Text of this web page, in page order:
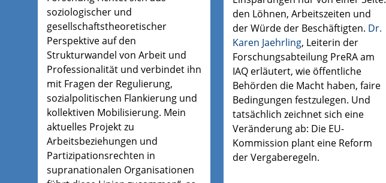
soziologischer und
gesellschaftstheoretischer
Perspektive auf den
Strukturwandel von Arbeit und
Professionalität und verbindet ihn
mit Fragen der Regulierung,
sozialpolitischen Flankierung und
kollektiven Mobilisierung. Mein
aktuelles Projekt zu
Arbeitsbeziehungen und
Partizipationsrechten in
supranationalen Organisationen
den Löhnen, Arbeitszeiten und
der Würde der Beschäftigten. Dr.
Karen Jaehrling, Leiterin der
Forschungsabteilung PreRAam
IAQ erläutert, wie öffentliche
Behörden die Macht haben, faire
Bedingungen festzulegen. Und
tatsächlich zeichnet sich eine
Veränderung ab: Die EU-
Kommission plant eine Reform
der Vergaberegeln.